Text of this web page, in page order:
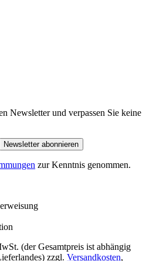
Newsletter und verpassen Sie keine
Newsletter abonnieren
zur Kenntnis genommen.
(der Gesamtpreis ist abhängig
zzgl. Versandkosten,